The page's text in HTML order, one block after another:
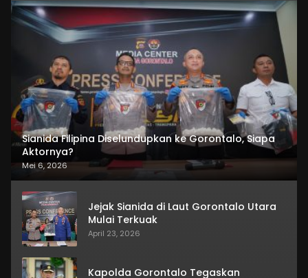
Sianida Filipina Diselundupkan ke Gorontalo, Siapa
Aktornya?
Mei 6, 2026
Jejak Sianida di Laut Gorontalo Utara
Mulai Terkuak
April 23, 2026
Kapolda Gorontalo Tegaskan